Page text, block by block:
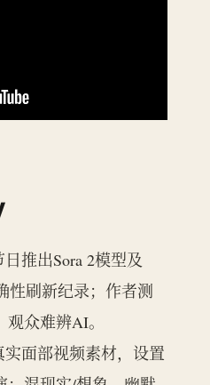
推出Sora 2模型及
性刷新纪录；作者测
众难辨AI。
面部视频素材，设置